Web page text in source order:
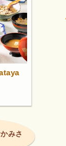
みさ